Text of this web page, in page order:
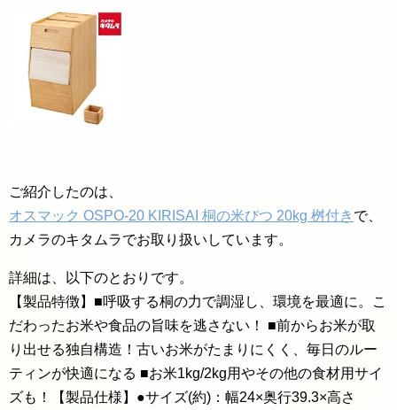
ご紹介したのは、
オスマック OSPO-20 KIRISAI 桐の米びつ 20kg 桝付き で、
カメラのキタムラでお取り扱いしています。
詳細は、以下のとおりです。
【製品特徴】■呼吸する桐の力で調湿し、環境を最適に。こ
だわったお米や食品の旨味を逃さない！ ■前からお米が取
り出せる独自構造！古いお米がたまりにくく、毎日のルー
ティンが快適になる ■お米1kg/2kg用やその他の食材用サイ
ズも！【製品仕様】●サイズ(約)：幅24×奥行39.3×高さ